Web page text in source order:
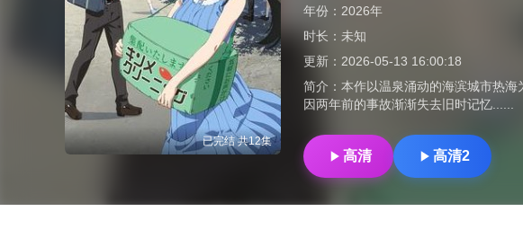
已完结 共12集
年份： 2026年
时长： 未知
更新： 2026-05-13 16:00:18
简介： 本作以温泉涌动的海滨城市热
因两年前的事故渐渐失去旧时记忆......
高清 高清2